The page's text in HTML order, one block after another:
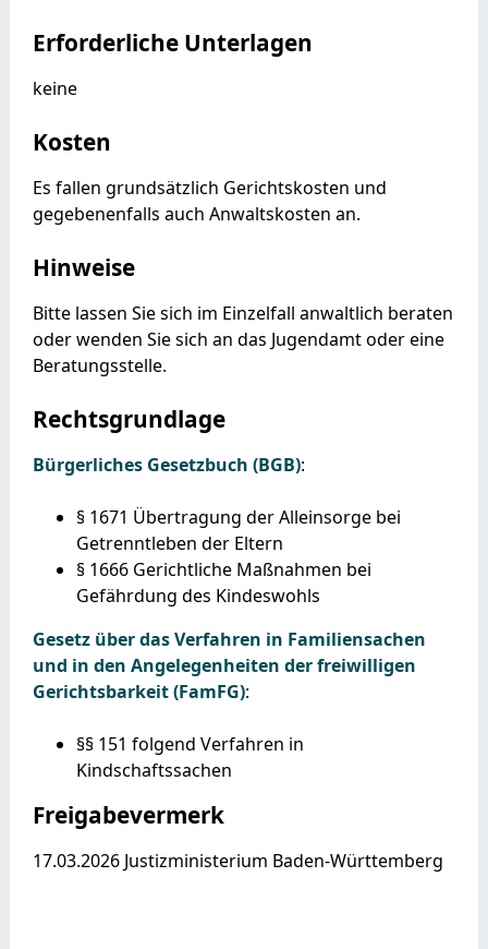
Erforderliche Unterlagen
keine
Kosten
Es fallen grundsätzlich Gerichtskosten und
gegebenenfalls auch Anwaltskosten an.
Hinweise
Bitte lassen Sie sich im Einzelfall anwaltlich beraten
oder wenden Sie sich an das Jugendamt oder eine
Beratungsstelle.
Rechtsgrundlage
Bürgerliches Gesetzbuch (BGB):
§ 1671 Übertragung der Alleinsorge bei
Getrenntleben der Eltern
§ 1666 Gerichtliche Maßnahmen bei
Gefährdung des Kindeswohls
Gesetz über das Verfahren in Familiensachen
und in den Angelegenheiten der freiwilligen
Gerichtsbarkeit (FamFG):
§§ 151 folgend Verfahren in
Kindschaftssachen
Freigabevermerk
17.03.2026 Justizministerium Baden-Württemberg